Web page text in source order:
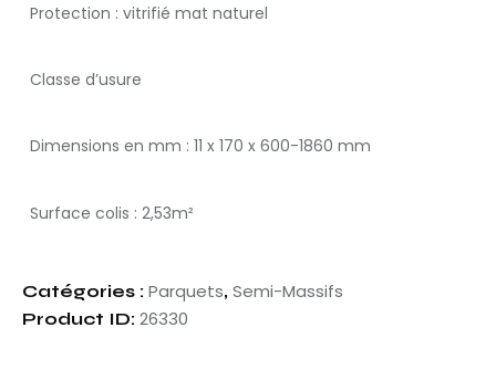
Protection : vitrifié mat naturel
Classe d’usure
Dimensions en mm : 11 x 170 x 600-1860 mm
Surface colis : 2,53m²
Catégories : Parquets, Semi-Massifs
Product ID: 26330